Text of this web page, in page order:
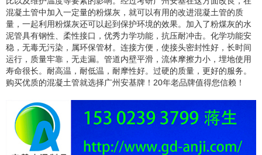
混凝土管中加入一定量的粉煤灰，就可以有用的改进混凝土管的质
量，一起利用粉煤灰还可以起到保护环境的效果。加入了粉煤灰的水
泥管具有钢性、柔性接口，优秀力学功能，抗压耐冲击。化学功能安
稳，无毒无污染，属环保管材。连接方便，使接头密封性好，长时间
运行，质量牢靠，无走漏。管道内壁平滑，流体摩擦力小，埋地使用
寿命很长。耐高温，耐低温，耐摩性好。过硬的质量，更好的服务。
购买优质的混凝土管就选择广州安基牌！ 20年老品牌值得您信赖！